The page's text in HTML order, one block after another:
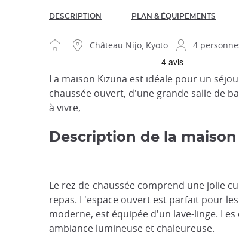
DESCRIPTION PLAN & ÉQUIPEMENTS
Château Nijo, Kyoto 4
La maison Kizuna est idéale pour un
chaussée ouvert, d'une grande salle de
à vivre,
Description de la maison
Le rez-de-chaussée comprend une jolie
repas. L'espace ouvert est parfait pour
moderne, est équipée d'un lave-linge.
ambiance lumineuse et chaleureuse.